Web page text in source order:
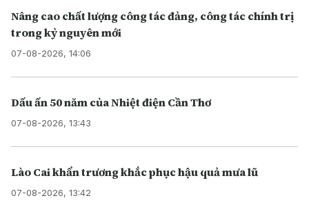
Nâng cao chất lượng công tác đảng, công tác chính trị
trong kỷ nguyên mới
07-08-2026, 14:06
Dấu ấn 50 năm của Nhiệt điện Cần Thơ
07-08-2026, 13:43
Lào Cai khẩn trương khắc phục hậu quả mưa lũ
07-08-2026, 13:42